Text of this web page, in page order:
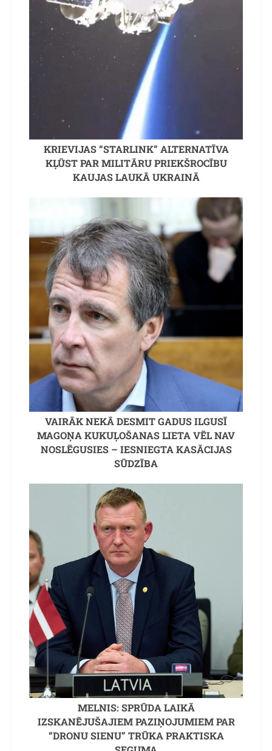
KRIEVIJAS “STARLINK” ALTERNATĪVA
KĻŪST PAR MILITĀRU PRIEKŠROCĪBU
KAUJAS LAUKĀ UKRAINĀ
VAIRĀK NEKĀ DESMIT GADUS ILGUSĪ
MAGOŅA KUKUĻOŠANAS LIETA VĒL NAV
NOSLĒGUSIES – IESNIEGTA KASĀCIJAS
SŪDZĪBA
MELNIS: SPRŪDA LAIKĀ
IZSKANĒJUŠAJIEM PAZIŅOJUMIEM PAR
“DRONU SIENU” TRŪKA PRAKTISKA